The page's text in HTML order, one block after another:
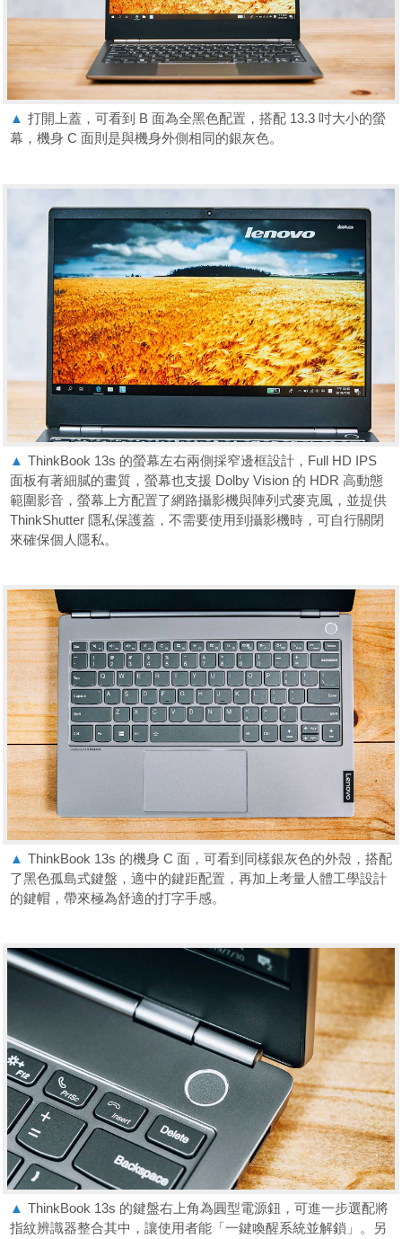
▲ 打開上蓋，可看到 B 面為全黑色配置，搭配 13.3 吋大小的螢
幕，機身 C 面則是與機身外側相同的銀灰色。
▲ ThinkBook 13s 的螢幕左右兩側採窄邊框設計，Full HD IPS
面板有著細膩的畫質，螢幕也支援 Dolby Vision 的 HDR 高動態
範圍影音，螢幕上方配置了網路攝影機與陣列式麥克風，並提供
ThinkShutter 隱私保護蓋，不需要使用到攝影機時，可自行關閉
來確保個人隱私。
▲ ThinkBook 13s 的機身 C 面，可看到同樣銀灰色的外殼，搭配
了黑色孤島式鍵盤，適中的鍵距配置，再加上考量人體工學設計
的鍵帽，帶來極為舒適的打字手感。
▲ ThinkBook 13s 的鍵盤右上角為圓型電源鈕，可進一步選配將
指紋辨識器整合其中，讓使用者能「一鍵喚醒系統並解鎖」。另